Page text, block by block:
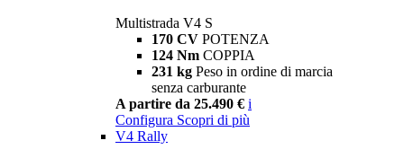
Multistrada V4 S
170 CV POTENZA
124 Nm COPPIA
231 kg Peso in ordine di marcia
senza carburante
A partire da 25.490 € i
Configura Scopri di più
V4 Rally